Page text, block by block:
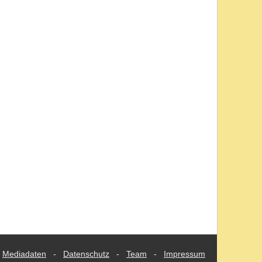
Mediadaten - Datenschutz - Team - Impressum